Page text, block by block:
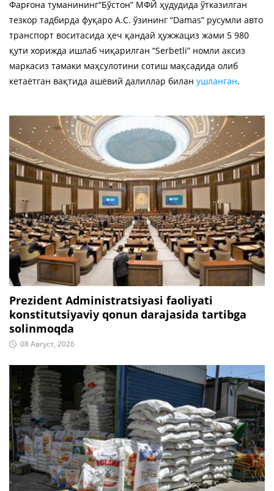
Фарғона туманининг“Бўстон” МФЙ ҳудудида ўтказилган
тезкор тадбирда фуқаро А.С. ўзининг “Damas” русумли авто
транспорт воситасида ҳеч қандай ҳужжациз жами 5 980
қути хорижда ишлаб чиқарилган “Serbetli” номли аксиз
маркасиз тамаки маҳсулотини сотиш мақсадида олиб
кетаётган вақтида ашёвий далиллар билан ушланган.
Prezident Administratsiyasi faoliyati
konstitutsiyaviy qonun darajasida tartibga
solinmoqda
08 Август, 2026